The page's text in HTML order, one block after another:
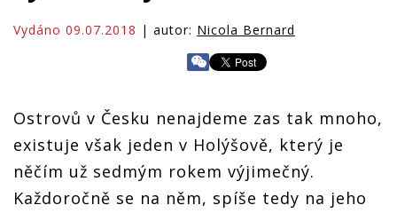
Vydáno 09.07.2018 | autor: Nicola Bernard
Ostrovů v Česku nenajdeme zas tak mnoho,
existuje však jeden v Holýšově, který je
něčím už sedmým rokem výjimečný.
Každoročně se na něm, spíše tedy na jeho